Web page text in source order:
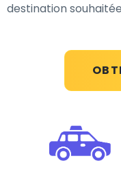
destination